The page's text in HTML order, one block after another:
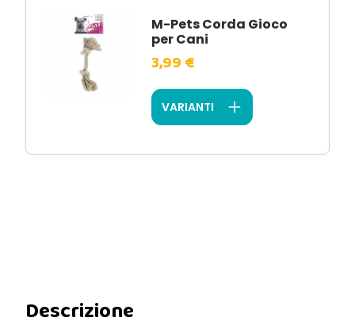
M-Pets Corda Gioco
per Cani
3,99 €
VARIANTI
Descrizione